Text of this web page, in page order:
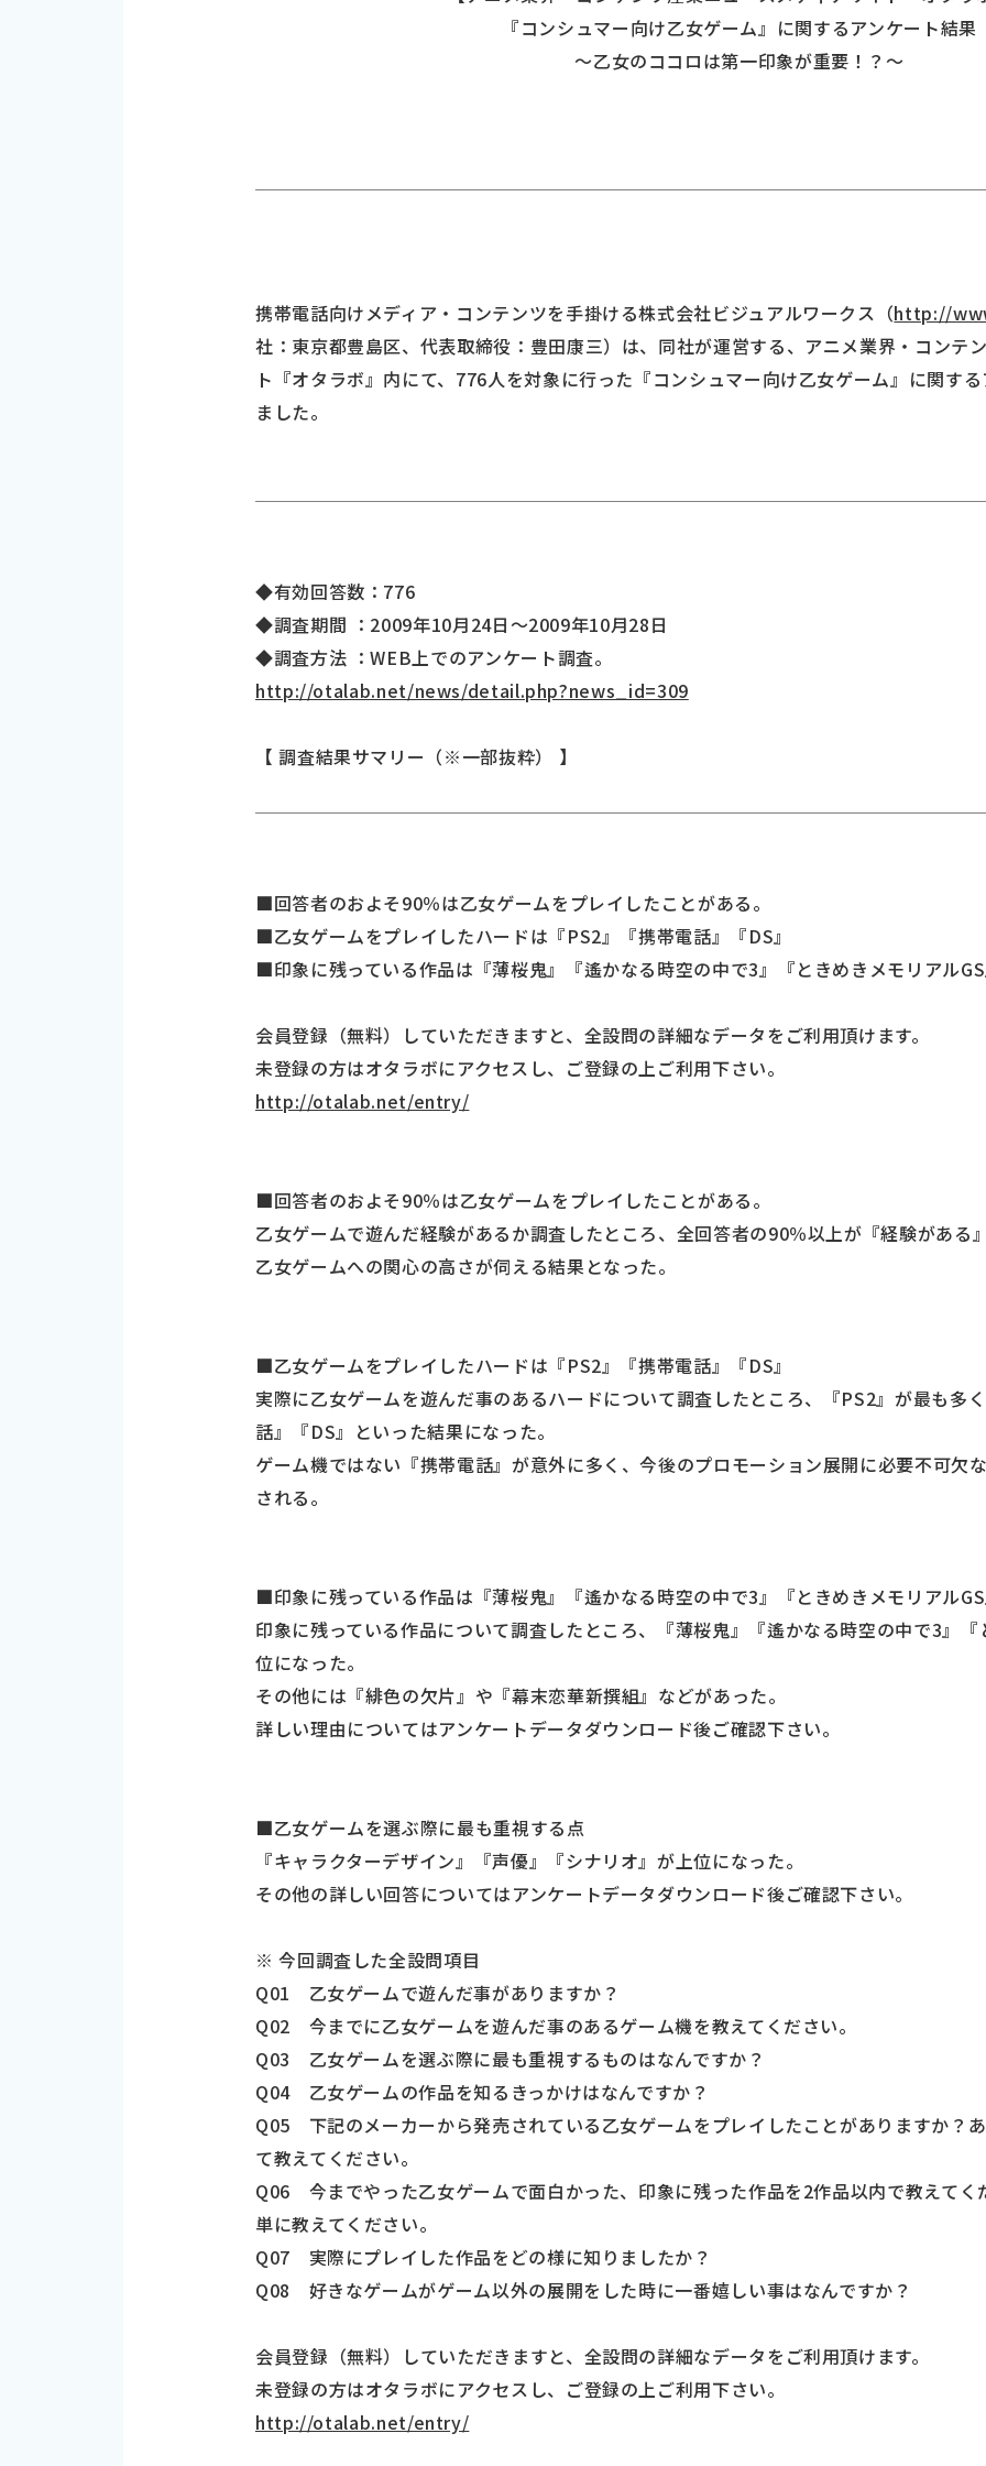
『コンシュマー向け乙女ゲーム』に関するアンケート結果
～乙女のココロは第一印象が重要！？～
携帯電話向けメディア・コンテンツを手掛ける株式会社ビジュアルワークス（http://
社：東京都豊島区、代表取締役：豊田康三）は、同社が運営する、アニメ業界・コンテ
ト『オタラボ』内にて、776人を対象に行った『コンシュマー向け乙女ゲーム』に関す
ました。
◆有効回答数：776
◆調査期間 ：2009年10月24日～2009年10月28日
◆調査方法 ：WEB上でのアンケート調査。
http://otalab.net/news/detail.php?news_id=309
【 調査結果サマリー（※一部抜粋） 】
■回答者のおよそ90％は乙女ゲームをプレイしたことがある。
■乙女ゲームをプレイしたハードは『PS2』『携帯電話』『DS』
■印象に残っている作品は『薄桜鬼』『遙かなる時空の中で3』『ときめきメモリアル
会員登録（無料）していただきますと、全設問の詳細なデータをご利用頂けます。
未登録の方はオタラボにアクセスし、ご登録の上ご利用下さい。
http://otalab.net/entry/
■回答者のおよそ90％は乙女ゲームをプレイしたことがある。
乙女ゲームで遊んだ経験があるか調査したところ、全回答者の90％以上が『経験がある
乙女ゲームへの関心の高さが伺える結果となった。
■乙女ゲームをプレイしたハードは『PS2』『携帯電話』『DS』
実際に乙女ゲームを遊んだ事のあるハードについて調査したところ、『PS2』が最も多
話』『DS』といった結果になった。
ゲーム機ではない『携帯電話』が意外に多く、今後のプロモーション展開に必要不可欠
される。
■印象に残っている作品は『薄桜鬼』『遙かなる時空の中で3』『ときめきメモリアル
印象に残っている作品について調査したところ、『薄桜鬼』『遙かなる時空の中で3』
位になった。
その他には『緋色の欠片』や『幕末恋華新撰組』などがあった。
詳しい理由についてはアンケートデータダウンロード後ご確認下さい。
■乙女ゲームを選ぶ際に最も重視する点
『キャラクターデザイン』『声優』『シナリオ』が上位になった。
その他の詳しい回答についてはアンケートデータダウンロード後ご確認下さい。
※ 今回調査した全設問項目
Q01 乙女ゲームで遊んだ事がありますか？
Q02 今までに乙女ゲームを遊んだ事のあるゲーム機を教えてください。
Q03 乙女ゲームを選ぶ際に最も重視するものはなんですか？
Q04 乙女ゲームの作品を知るきっかけはなんですか？
Q05 下記のメーカーから発売されている乙女ゲームをプレイしたことがありますか？
て教えてください。
Q06 今までやった乙女ゲームで面白かった、印象に残った作品を2作品以内で教えてく
単に教えてください。
Q07 実際にプレイした作品をどの様に知りましたか？
Q08 好きなゲームがゲーム以外の展開をした時に一番嬉しい事はなんですか？
会員登録（無料）していただきますと、全設問の詳細なデータをご利用頂けます。
未登録の方はオタラボにアクセスし、ご登録の上ご利用下さい。
http://otalab.net/entry/